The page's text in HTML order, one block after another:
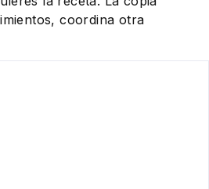
coordina otra